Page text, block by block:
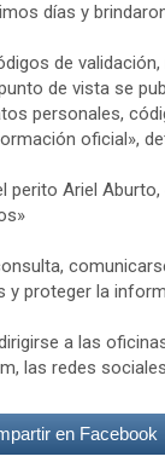
días y
de
de vista se
personales,
oficial»,
perito Ariel
y proteger la
a las
las redes
en Facebook